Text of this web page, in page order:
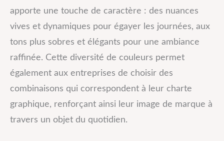
apporte une touche de caractère : des nuances
vives et dynamiques pour égayer les journées, aux
tons plus sobres et élégants pour une ambiance
raffinée. Cette diversité de couleurs permet
également aux entreprises de choisir des
combinaisons qui correspondent à leur charte
graphique, renforçant ainsi leur image de marque à
travers un objet du quotidien.